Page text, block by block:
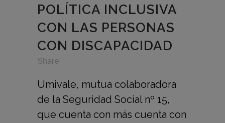
POLÍTICA INCLUSIVA
CON LAS PERSONAS
CON DISCAPACIDAD
Share
Umivale, mutua colaboradora
de la Seguridad Social nº 15,
que cuenta con más cuenta con